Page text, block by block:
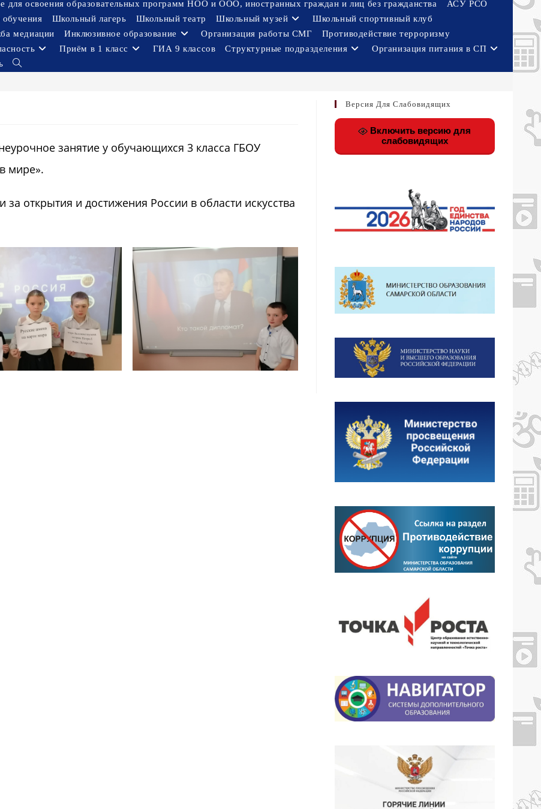
для освоения образовательных программ НОО и ООО, иностранных граждан и лиц без гражданства
АСУ РСО
Школьный лагерь Школьный театр Школьный музей
Школьный спортивный клуб
медиации Инклюзивное образование Организация работы СМГ
Противодействие терроризму
Приём в 1 класс ГИА 9 классов Структурные подразделения
Организация питания в СП
Переключить
занятие у обучающихся 3 класса ГБОУ
мире».
открытия и достижения России в области искусства
Версия Для Слабовидящих
Включить версию для
слабовидящих